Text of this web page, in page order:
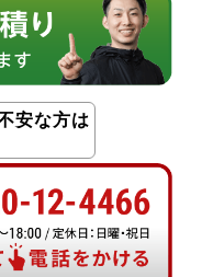
安な方は